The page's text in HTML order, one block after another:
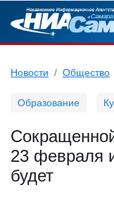
Новости Общество
Образование
23 февраля
будет